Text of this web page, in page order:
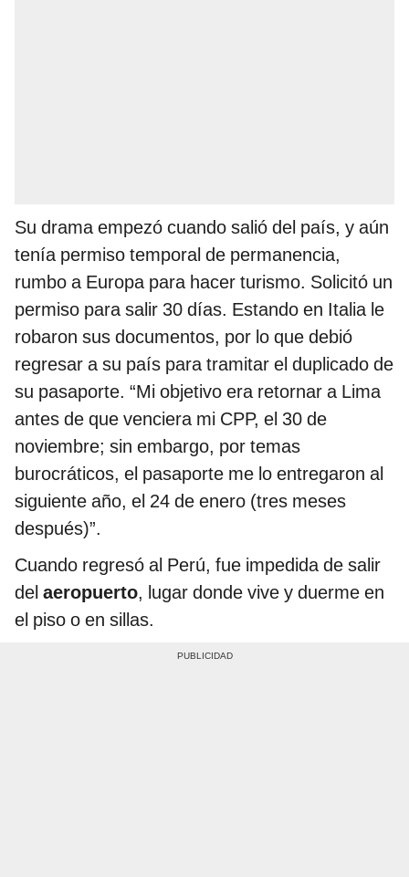
Su drama empezó cuando salió del país, y aún
tenía permiso temporal de permanencia,
rumbo a Europa para hacer turismo. Solicitó un
permiso para salir 30 días. Estando en Italia le
robaron sus documentos, por lo que debió
regresar a su país para tramitar el duplicado de
su pasaporte. “Mi objetivo era retornar a Lima
antes de que venciera mi CPP, el 30 de
noviembre; sin embargo, por temas
burocráticos, el pasaporte me lo entregaron al
siguiente año, el 24 de enero (tres meses
después)”.
Cuando regresó al Perú, fue impedida de salir
del aeropuerto, lugar donde vive y duerme en
el piso o en sillas.